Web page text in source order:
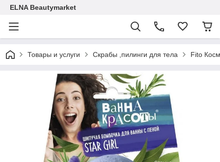
ELNA Beautymarket
Товары и услуги Скрабы ,пилинги для тела Fito